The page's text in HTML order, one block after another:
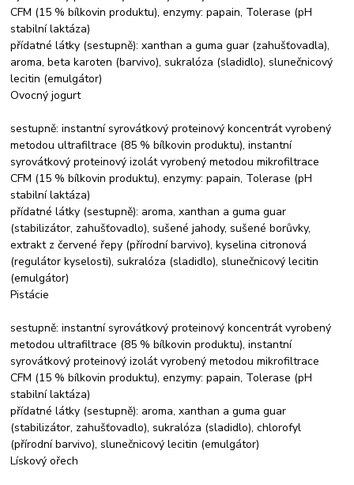
CFM (15 % bílkovin produktu), enzymy: papain, Tolerase (pH
stabilní laktáza)
přídatné látky (sestupně): xanthan a guma guar (zahušťovadla),
aroma, beta karoten (barvivo), sukralóza (sladidlo), slunečnicový
lecitin (emulgátor)
Ovocný jogurt
sestupně: instantní syrovátkový proteinový koncentrát vyrobený
metodou ultrafiltrace (85 % bílkovin produktu), instantní
syrovátkový proteinový izolát vyrobený metodou mikrofiltrace
CFM (15 % bílkovin produktu), enzymy: papain, Tolerase (pH
stabilní laktáza)
přídatné látky (sestupně): aroma, xanthan a guma guar
(stabilizátor, zahušťovadlo), sušené jahody, sušené borůvky,
extrakt z červené řepy (přírodní barvivo), kyselina citronová
(regulátor kyselosti), sukralóza (sladidlo), slunečnicový lecitin
(emulgátor)
Pistácie
sestupně: instantní syrovátkový proteinový koncentrát vyrobený
metodou ultrafiltrace (85 % bílkovin produktu), instantní
syrovátkový proteinový izolát vyrobený metodou mikrofiltrace
CFM (15 % bílkovin produktu), enzymy: papain, Tolerase (pH
stabilní laktáza)
přídatné látky (sestupně): aroma, xanthan a guma guar
(stabilizátor, zahušťovadlo), sukralóza (sladidlo), chlorofyl
(přírodní barvivo), slunečnicový lecitin (emulgátor)
Lískový ořech